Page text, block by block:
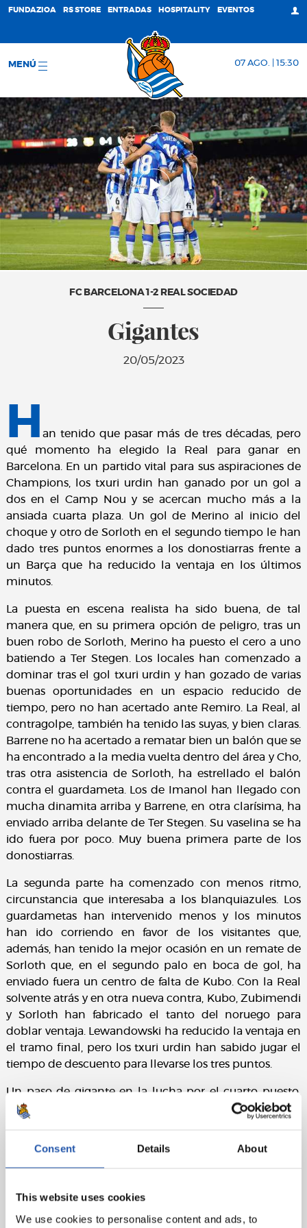
Consent Details About
This website uses cookies
We use cookies to personalise content and ads, to
FUNDAZIOA RS STORE ENTRADAS HOSPITALITY EVENTOS
MENÚ 07 AGO. | 15:30
FC BARCELONA 1-2 REAL SOCIEDAD
Gigantes
20/05/2023
H
an tenido que pasar más de tres décadas, pero
qué momento ha elegido la Real para ganar en
Barcelona. En un partido vital para sus aspiraciones de
Champions, los txuri urdin han ganado por un gol a
dos en el Camp Nou y se acercan mucho más a la
ansiada cuarta plaza. Un gol de Merino al inicio del
choque y otro de Sorloth en el segundo tiempo le han
dado tres puntos enormes a los donostiarras frente a
un Barça que ha reducido la ventaja en los últimos
minutos.
La puesta en escena realista ha sido buena, de tal
manera que, en su primera opción de peligro, tras un
buen robo de Sorloth, Merino ha puesto el cero a uno
batiendo a Ter Stegen. Los locales han comenzado a
dominar tras el gol txuri urdin y han gozado de varias
buenas oportunidades en un espacio reducido de
tiempo, pero no han acertado ante Remiro. La Real, al
contragolpe, también ha tenido las suyas, y bien claras.
Barrene no ha acertado a rematar bien un balón que se
ha encontrado a la media vuelta dentro del área y Cho,
tras otra asistencia de Sorloth, ha estrellado el balón
contra el guardameta. Los de Imanol han llegado con
mucha dinamita arriba y Barrene, en otra clarísima, ha
enviado arriba delante de Ter Stegen. Su vaselina se ha
ido fuera por poco. Muy buena primera parte de los
donostiarras.
La segunda parte ha comenzado con menos ritmo,
circunstancia que interesaba a los blanquiazules. Los
guardametas han intervenido menos y los minutos
han ido corriendo en favor de los visitantes que,
además, han tenido la mejor ocasión en un remate de
Sorloth que, en el segundo palo en boca de gol, ha
enviado fuera un centro de falta de Kubo. Con la Real
solvente atrás y en otra nueva contra, Kubo, Zubimendi
y Sorloth han fabricado el tanto del noruego para
doblar ventaja. Lewandowski ha reducido la ventaja en
el tramo final, pero los txuri urdin han sabido jugar el
tiempo de descuento para llevarse los tres puntos.
Un paso de gigante en la lucha por el cuarto puesto.
Cuanto más parecía complicarse la situación, mejor
Ficha técnica:
FC Barcelona:Ter Stegen, Balde, Kounde (Alonso,
min.46), Christensen, Jordi Alba, Sergio (cap) (Eric,